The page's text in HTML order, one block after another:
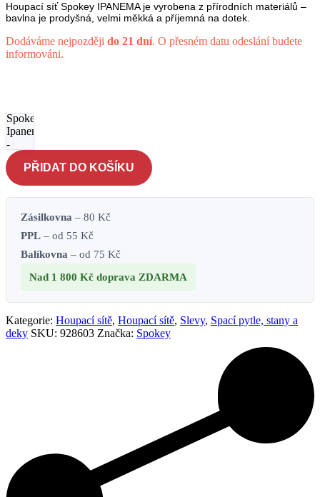
Houpací síť Spokey IPANEMA je vyrobena z přírodních materiálů –
bavlna je prodyšná, velmi měkká a příjemná na dotek.
Dodáváme nejpozději do 21 dní. O přesném datu odeslání budete
informováni.
Spokey
Ipanema
-
červená-
oranžová
množství
PŘIDAT DO KOŠÍKU
Zásilkovna – 80 Kč
PPL – od 55 Kč
Balíkovna – od 75 Kč
Nad 1 800 Kč doprava ZDARMA
Kategorie: Houpací sítě, Houpací sítě, Slevy, Spací pytle, stany a
deky SKU: 928603 Značka: Spokey